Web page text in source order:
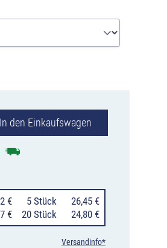
In den Einkaufswagen
€ 5 Stück
26,45 €
€ 20 Stück 24,80 €
Versandinfo*